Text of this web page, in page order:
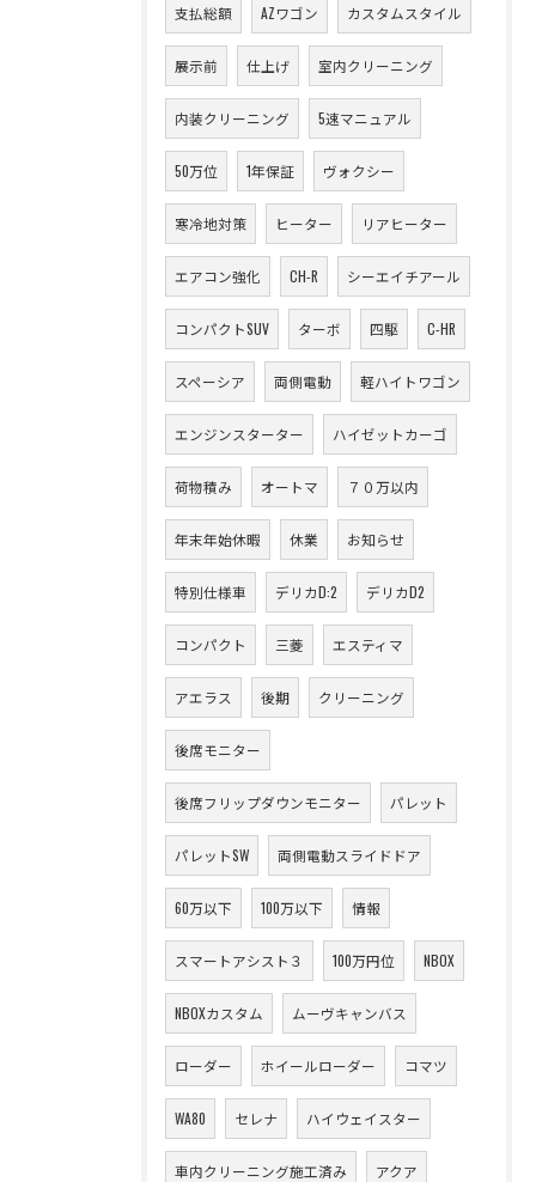
支払総額 AZワゴン カスタムスタイル
展示前 仕上げ 室内クリーニング
内装クリーニング 5速マニュアル
50万位 1年保証 ヴォクシー
寒冷地対策 ヒーター リアヒーター
エアコン強化 CH-R シーエイチアール
コンパクトSUV ターボ 四駆 C-HR
スペーシア 両側電動 軽ハイトワゴン
エンジンスターター ハイゼットカーゴ
荷物積み オートマ ７０万以内
年末年始休暇 休業 お知らせ
特別仕様車 デリカD:2 デリカD2
コンパクト 三菱 エスティマ
アエラス 後期 クリーニング
後席モニター
後席フリップダウンモニター パレット
パレットSW 両側電動スライドドア
60万以下 100万以下 情報
スマートアシスト３ 100万円位 NBOX
NBOXカスタム ムーヴキャンバス
ローダー ホイールローダー コマツ
WA80 セレナ ハイウェイスター
車内クリーニング施工済み アクア